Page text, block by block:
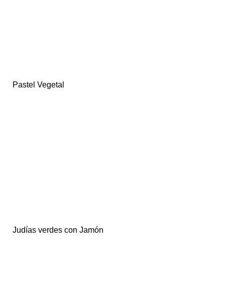
Pastel Vegetal
Judías verdes con Jamón